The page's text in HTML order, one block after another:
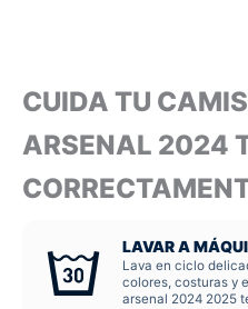
CUIDA TU
ARSENAL 2024
LAVAR A
Lava en ciclo
colores, costuras y
arsenal 2024 2025